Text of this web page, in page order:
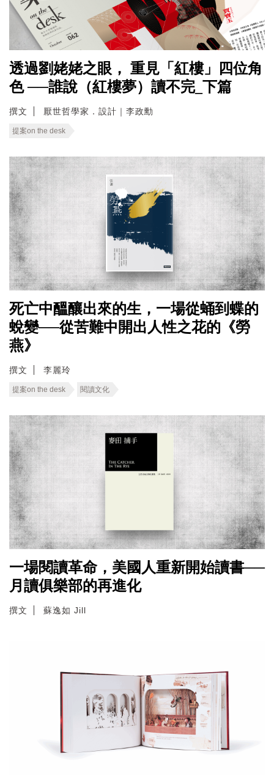
透過劉姥姥之眼， 重見「紅樓」四位角
色 ──誰說（紅樓夢）讀不完_下篇
撰文 厭世哲學家．設計｜李政勳
提案on the desk
死亡中醞釀出來的生，一場從蛹到蝶的
蛻變──從苦難中開出人性之花的《勞
燕》
撰文 李麗玲
提案on the desk 閱讀文化
一場閱讀革命，美國人重新開始讀書──
月讀俱樂部的再進化
撰文 蘇逸如 Jill